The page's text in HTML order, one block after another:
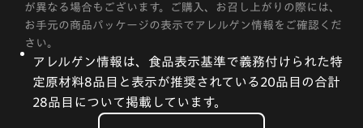
が異なる場合もございます。ご購入、お召し上がりの際には、
お手元の商品パッケージの表示でアレルゲン情報をご確認くだ
さい。
アレルゲン情報は、食品表示基準で義務付けられた特
定原材料8品目と表示が推奨されている20品目の合計
28品目について掲載しています。